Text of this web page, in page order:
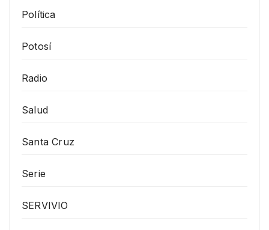
Política
Potosí
Radio
Salud
Santa Cruz
Serie
SERVIVIO